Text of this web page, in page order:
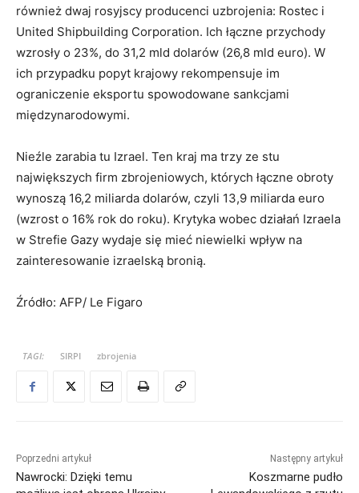
również dwaj rosyjscy producenci uzbrojenia: Rostec i
United Shipbuilding Corporation. Ich łączne przychody
wzrosły o 23%, do 31,2 mld dolarów (26,8 mld euro). W
ich przypadku popyt krajowy rekompensuje im
ograniczenie eksportu spowodowane sankcjami
międzynarodowymi.
Nieźle zarabia tu Izrael. Ten kraj ma trzy ze stu
największych firm zbrojeniowych, których łączne obroty
wynoszą 16,2 miliarda dolarów, czyli 13,9 miliarda euro
(wzrost o 16% rok do roku). Krytyka wobec działań Izraela
w Strefie Gazy wydaje się mieć niewielki wpływ na
zainteresowanie izraelską bronią.
Źródło: AFP/ Le Figaro
TAGI: SIRPI zbrojenia
Poprzedni artykuł
Nawrocki: Dzięki temu
Następny artykuł
Koszmarne pudło